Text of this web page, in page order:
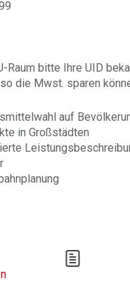
Raum bitte Ihre UID
die Mwst. sparen
auf
in Großstädten